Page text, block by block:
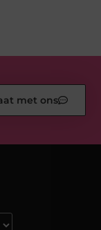
met ons